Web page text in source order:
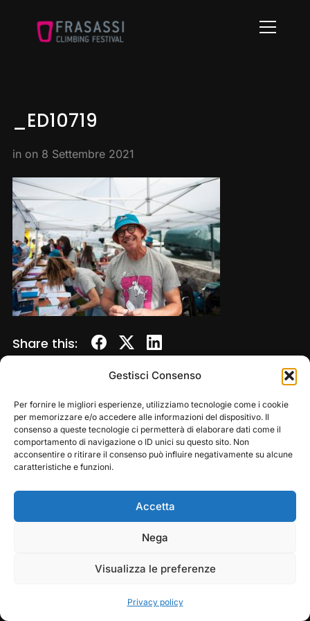
Gestisci Consenso
Per fornire le migliori esperienze, utilizziamo tecnologie come i cookie
per memorizzare e/o accedere alle informazioni del dispositivo. Il
consenso a queste tecnologie ci permetterà di elaborare dati come il
comportamento di navigazione o ID unici su questo sito. Non
acconsentire o ritirare il consenso può influire negativamente su alcune
caratteristiche e funzioni.
Accetta
Nega
Visualizza le preferenze
Privacy policy
Info
_ED10719
in on 8 Settembre 2021
Share this:
Copyright © 2026 — Frasassi Climbing Festival. All
Rights Reserved